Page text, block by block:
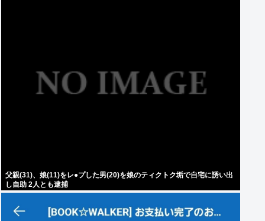
父親(31)、娘(11)をレ●プした男(20)を娘のティクトク垢で自宅に誘い出
し自助 2人とも逮捕